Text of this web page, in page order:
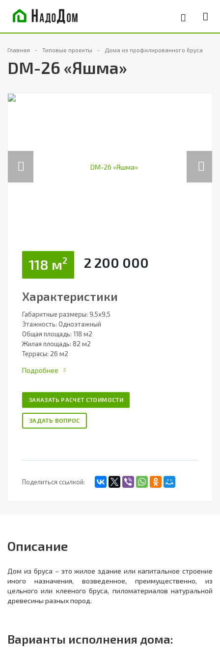
Главная Типовые проекты Дома из профилированного бруса
DM-26 «Яшма»
118 м2 2 200 000
Характеристики
Габаритные размеры: 9,5х9,5
Этажность: Одноэтажный
Общая площадь: 118 м2
Жилая площадь: 82 м2
Террасы: 26 м2
Подробнее
ЗАКАЗАТЬ РАСЧЕТ СТОИМОСТИ
ЗАДАТЬ ВОПРОС
Поделиться ссылкой:
Описание
Дом из бруса – это жилое здание или капитальное строение
иного назначения, возведенное, преимущественно, из
цельного или клееного бруса, пиломатериалов натуральной
древесины разных пород.
Варианты исполнения дома: